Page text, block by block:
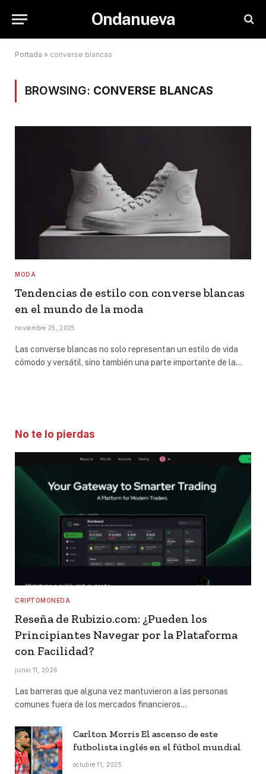
Ondanueva
Portada » converse blancas
BROWSING: CONVERSE BLANCAS
MODA
Tendencias de estilo con converse blancas
en el mundo de la moda
noviembre 25, 2025
Las converse blancas no solo representan un estilo de vida
cómodo y versátil, sino también una parte importante de la…
No te lo pierdas
CRIPTOMONEDA
Reseña de Rubizio.com: ¿Pueden los
Principiantes Navegar por la Plataforma
con Facilidad?
junio 11, 2026
Las barreras que alguna vez mantuvieron a las personas
comunes fuera de los mercados financieros…
Carlton Morris El ascenso de este
futbolista inglés en el fútbol mundial
octubre 11, 2025